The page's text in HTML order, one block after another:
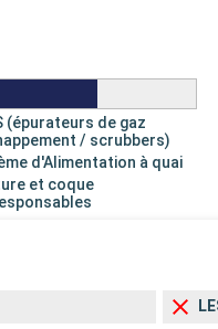
(épurateurs de gaz
/ scrubbers)
d'Alimentation à quai
et coque